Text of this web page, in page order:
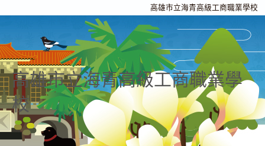
高雄市立海青高級工商職業學校
高雄市立海青高級工商職業學
校